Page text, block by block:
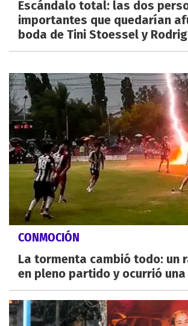
Escándalo total: las dos
importantes que quedarían
boda de Tini Stoessel y
CONMOCIÓN
La tormenta cambió todo: un
en pleno partido y ocurrió